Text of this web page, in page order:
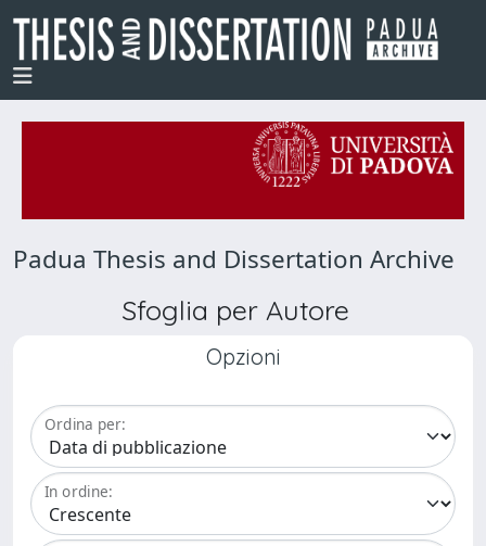
Padua Thesis and Dissertation Archive
Sfoglia per Autore
Opzioni
Ordina per:
In ordine: